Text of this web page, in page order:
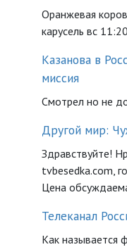
Оранжевая
карусель вс 11:20
Казанова в
миссия
Смотрел но не
Другой мир:
Здравствуйте!
tvbesedka.com,
Цена
Телеканал
Как называется